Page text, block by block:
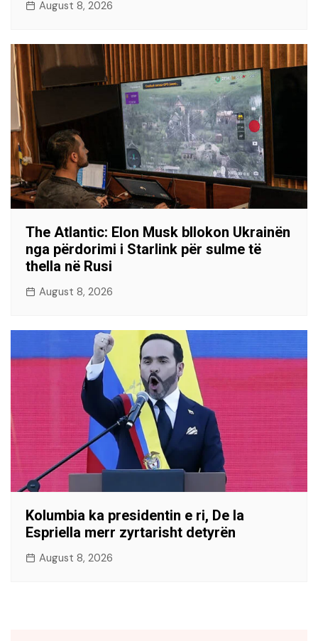
August 8, 2026
The Atlantic: Elon Musk bllokon Ukrainën
nga përdorimi i Starlink për sulme të
thella në Rusi
August 8, 2026
Kolumbia ka presidentin e ri, De la
Espriella merr zyrtarisht detyrën
August 8, 2026